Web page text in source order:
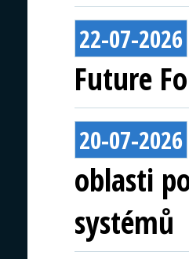
22-07-2026
Future
20-07-2026
oblasti
systémů